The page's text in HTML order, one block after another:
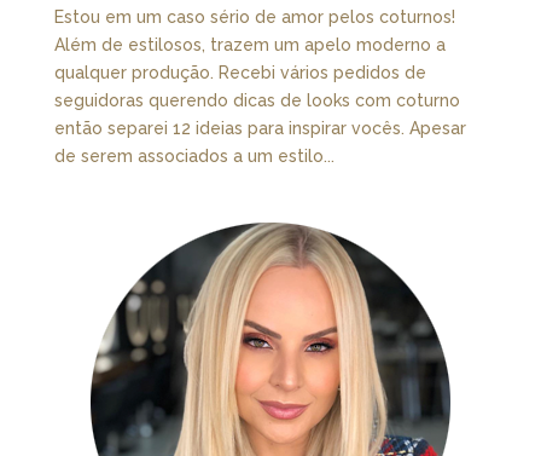
Estou em um caso sério de amor pelos coturnos!
Além de estilosos, trazem um apelo moderno a
qualquer produção. Recebi vários pedidos de
seguidoras querendo dicas de looks com coturno
então separei 12 ideias para inspirar vocês. Apesar
de serem associados a um estilo...